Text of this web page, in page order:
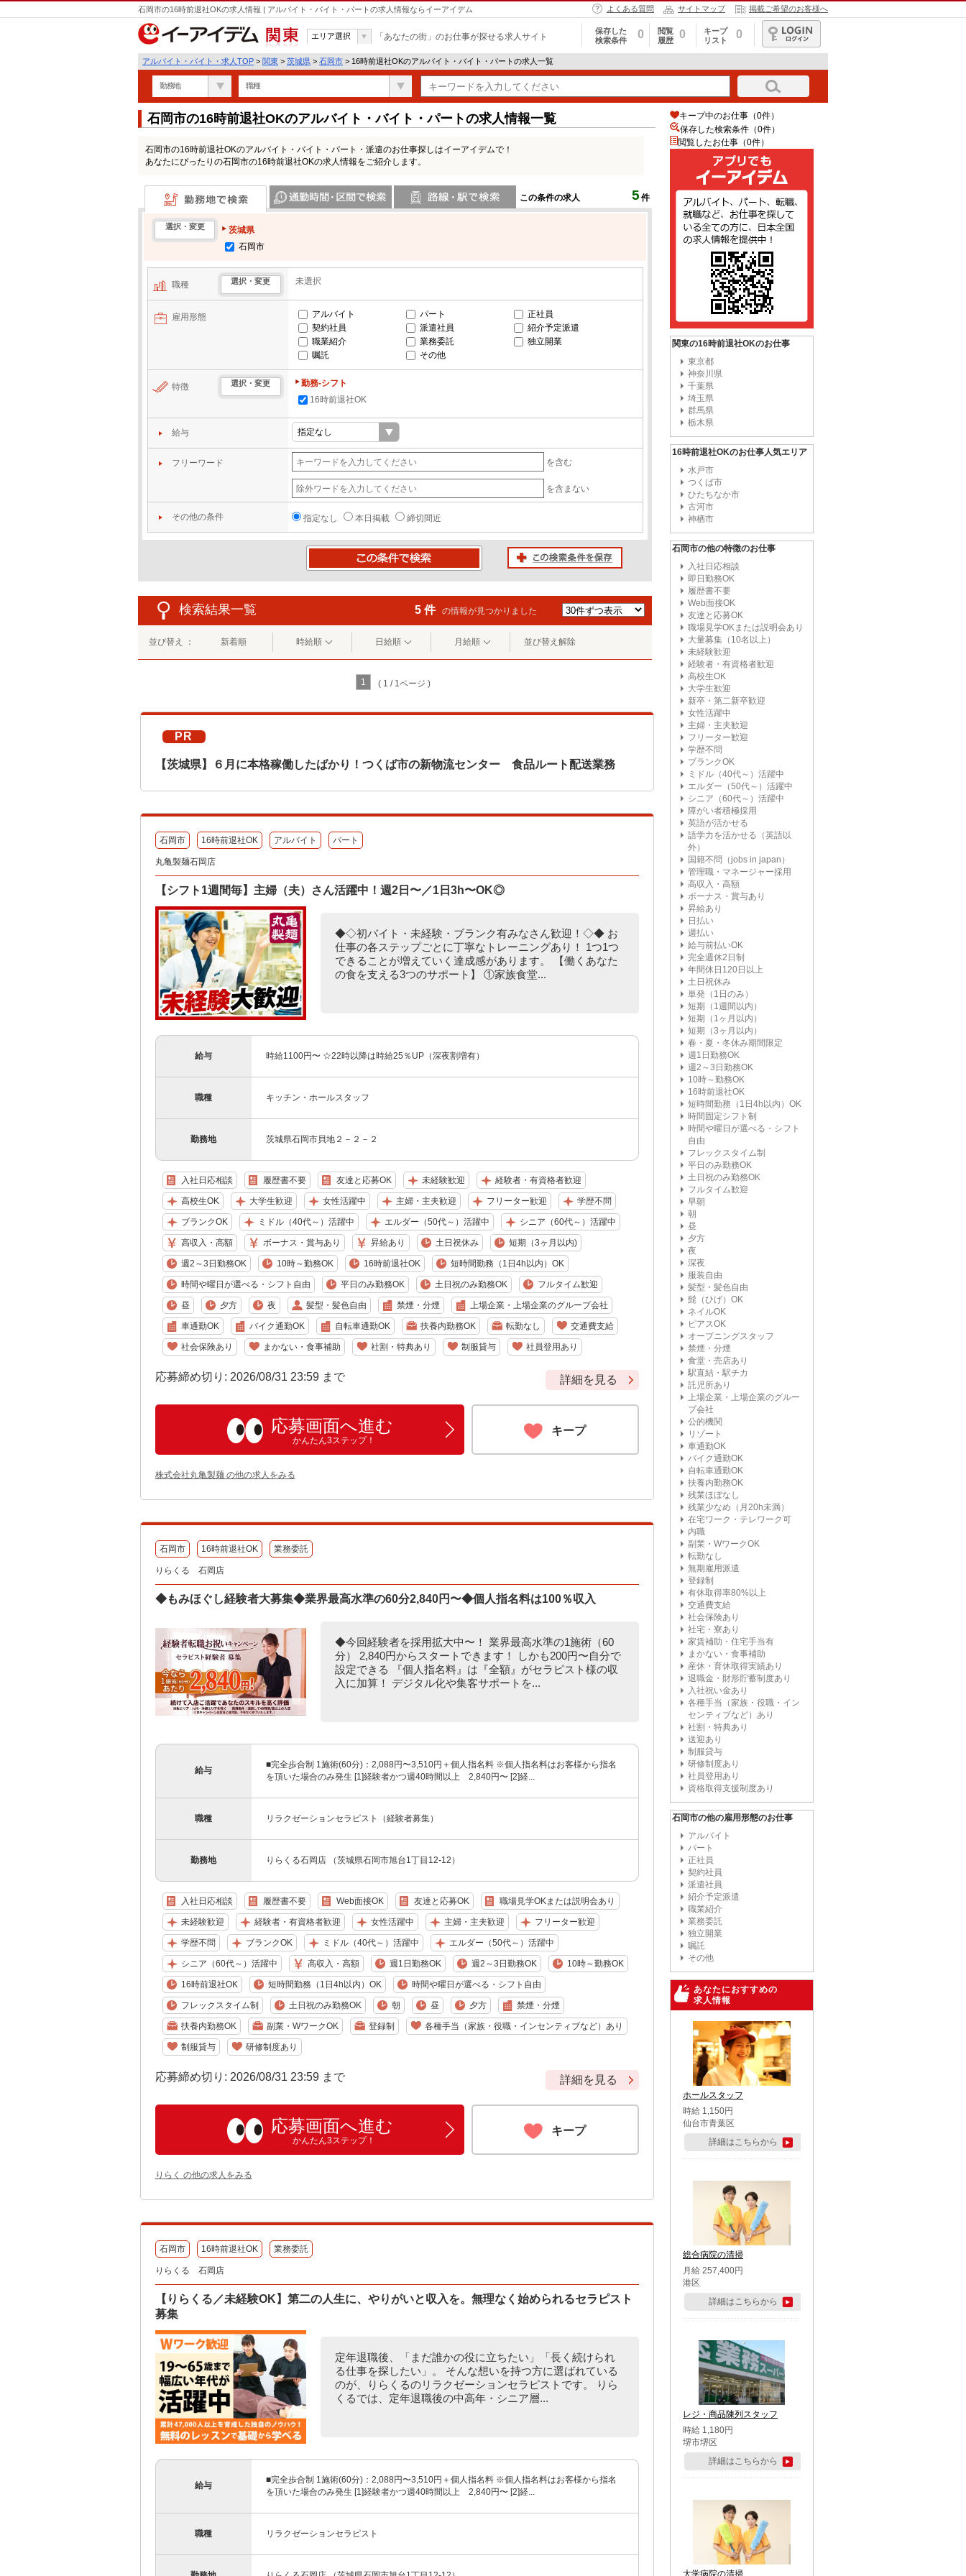
石岡市の16時前退社OKの求人情報 | アルバイト・バイト・パートの求人情報ならイーアイデム よくある質問 サイトマップ 掲載ご希望のお客様へ
関東
エリア選択 「あなたの街」のお仕事が探せる求人サイト
保存した
検索条件
0
閲覧
履歴
0
キープ
リスト
0
ログイン
アルバイト・バイト・求人TOP > 関東 > 茨城県 > 石岡市 > 16時前退社OKのアルバイト・バイト・パートの求人一覧
勤務地 職種
石岡市の16時前退社OKのアルバイト・バイト・パートの求人情報一覧
石岡市の16時前退社OKのアルバイト・バイト・パート・派遣のお仕事探しはイーアイデムで！
あなたにぴったりの石岡市の16時前退社OKの求人情報をご紹介します。
この条件の求人 5 件
勤務地で検索
選択・変更
茨城県
石岡市
職種 選択・変更 未選択
雇用形態 アルバイト パート
正社員
契約社員
派遣社員
紹介予定派遣
職業紹介
業務委託
独立開業
嘱託
その他
特徴 選択・変更
勤務-シフト
16時前退社OK
給与
フリーワード を含む
を含まない
その他の条件 指定なし 本日掲載 締切間近
検索結果一覧 5 件 の情報が見つかりました
並び替え ： 新着順 時給順 日給順 月給順 並び替え解除
1 ( 1 / 1ページ )
PR
【茨城県】６月に本格稼働したばかり！つくば市の新物流センター 食品ルート配送業務
石岡市 16時前退社OK アルバイト パート
丸亀製麺石岡店
【シフト1週間毎】主婦（夫）さん活躍中！週2日〜／1日3h〜OK◎
◆◇初バイト・未経験・ブランク有みなさん歓迎！◇◆ お
仕事の各ステップごとに丁寧なトレーニングあり！ 1つ1つ
できることが増えていく達成感があります。 【働くあなた
の食を支える3つのサポート】 ①家族食堂...
給与 時給1100円〜 ☆22時以降は時給25％UP（深夜割増有）
職種 キッチン・ホールスタッフ
勤務地 茨城県石岡市貝地２－２－２
入社日応相談 履歴書不要 友達と応募OK 未経験歓迎 経験者・有資格者歓迎
高校生OK 大学生歓迎 女性活躍中 主婦・主夫歓迎 フリーター歓迎 学歴不問
ブランクOK ミドル（40代～）活躍中 エルダー（50代～）活躍中 シニア（60代～）活躍中
高収入・高額 ボーナス・賞与あり 昇給あり 土日祝休み 短期（3ヶ月以内)
週2～3日勤務OK 10時～勤務OK 16時前退社OK 短時間勤務（1日4h以内）OK
時間や曜日が選べる・シフト自由 平日のみ勤務OK 土日祝のみ勤務OK フルタイム歓迎
昼 夕方 夜 髪型・髪色自由 禁煙・分煙 上場企業・上場企業のグループ会社
車通勤OK バイク通勤OK 自転車通勤OK 扶養内勤務OK 転勤なし 交通費支給
社会保険あり まかない・食事補助 社割・特典あり 制服貸与 社員登用あり
応募締め切り: 2026/08/31 23:59 まで 詳細を見る
応募画面へ進む
かんたん3ステップ！
キープ
株式会社丸亀製麺 の他の求人をみる
石岡市 16時前退社OK 業務委託
りらくる 石岡店
◆もみほぐし経験者大募集◆業界最高水準の60分2,840円〜◆個人指名料は100％収入
◆今回経験者を採用拡大中〜！ 業界最高水準の1施術（60
分） 2,840円からスタートできます！ しかも200円〜自分で
設定できる 『個人指名料』は『全額』がセラピスト様の収
入に加算！ デジタル化や集客サポートを...
給与
■完全歩合制 1施術(60分)：2,088円〜3,510円＋個人指名料 ※個人指名料はお客様から指名
を頂いた場合のみ発生 [1]経験者かつ週40時間以上 2,840円〜 [2]経...
職種 リラクゼーションセラピスト（経験者募集）
勤務地 りらくる石岡店 （茨城県石岡市旭台1丁目12-12）
入社日応相談 履歴書不要 Web面接OK 友達と応募OK 職場見学OKまたは説明会あり
未経験歓迎 経験者・有資格者歓迎 女性活躍中 主婦・主夫歓迎 フリーター歓迎
学歴不問 ブランクOK ミドル（40代～）活躍中 エルダー（50代～）活躍中
シニア（60代～）活躍中 高収入・高額 週1日勤務OK 週2～3日勤務OK 10時～勤務OK
16時前退社OK 短時間勤務（1日4h以内）OK 時間や曜日が選べる・シフト自由
フレックスタイム制 土日祝のみ勤務OK 朝 昼 夕方 禁煙・分煙
扶養内勤務OK 副業・WワークOK 登録制 各種手当（家族・役職・インセンティブなど）あり
制服貸与 研修制度あり
応募締め切り: 2026/08/31 23:59 まで 詳細を見る
応募画面へ進む
かんたん3ステップ！
キープ
りらく の他の求人をみる
石岡市 16時前退社OK 業務委託
りらくる 石岡店
【りらくる／未経験OK】第二の人生に、やりがいと収入を。無理なく始められるセラピスト
募集
定年退職後、「まだ誰かの役に立ちたい」「長く続けられ
る仕事を探したい」。 そんな想いを持つ方に選ばれている
のが、りらくるのリラクゼーションセラピストです。 りら
くるでは、定年退職後の中高年・シニア層...
給与
■完全歩合制 1施術(60分)：2,088円〜3,510円＋個人指名料 ※個人指名料はお客様から指名
を頂いた場合のみ発生 [1]経験者かつ週40時間以上 2,840円〜 [2]経...
職種 リラクゼーションセラピスト
キープ中のお仕事（0件）
保存した検索条件（0件）
閲覧したお仕事（0件）
関東の16時前退社OKのお仕事
東京都
神奈川県
千葉県
埼玉県
群馬県
栃木県
16時前退社OKのお仕事人気エリア
水戸市
つくば市
ひたちなか市
古河市
神栖市
石岡市の他の特徴のお仕事
入社日応相談
即日勤務OK
履歴書不要
Web面接OK
友達と応募OK
職場見学OKまたは説明会あり
大量募集（10名以上）
未経験歓迎
経験者・有資格者歓迎
高校生OK
大学生歓迎
新卒・第二新卒歓迎
女性活躍中
主婦・主夫歓迎
フリーター歓迎
学歴不問
ブランクOK
ミドル（40代～）活躍中
エルダー（50代～）活躍中
シニア（60代～）活躍中
障がい者積極採用
英語が活かせる
語学力を活かせる（英語以
外）
国籍不問（jobs in japan）
管理職・マネージャー採用
高収入・高額
ボーナス・賞与あり
昇給あり
日払い
週払い
給与前払いOK
完全週休2日制
年間休日120日以上
土日祝休み
単発（1日のみ）
短期（1週間以内）
短期（1ヶ月以内）
短期（3ヶ月以内）
春・夏・冬休み期間限定
週1日勤務OK
週2～3日勤務OK
10時～勤務OK
16時前退社OK
短時間勤務（1日4h以内）OK
時間固定シフト制
時間や曜日が選べる・シフト
自由
フレックスタイム制
平日のみ勤務OK
土日祝のみ勤務OK
フルタイム歓迎
早朝
朝
昼
夕方
夜
深夜
服装自由
髪型・髪色自由
髭（ひげ）OK
ネイルOK
ピアスOK
オープニングスタッフ
禁煙・分煙
食堂・売店あり
駅直結・駅チカ
託児所あり
上場企業・上場企業のグルー
プ会社
公的機関
リゾート
車通勤OK
バイク通勤OK
自転車通勤OK
扶養内勤務OK
残業ほぼなし
残業少なめ（月20h未満）
在宅ワーク・テレワーク可
内職
副業・WワークOK
転勤なし
無期雇用派遣
登録制
有休取得率80%以上
交通費支給
社会保険あり
社宅・寮あり
家賃補助・住宅手当有
まかない・食事補助
産休・育休取得実績あり
退職金・財形貯蓄制度あり
入社祝い金あり
各種手当（家族・役職・イン
センティブなど）あり
社割・特典あり
送迎あり
制服貸与
研修制度あり
社員登用あり
資格取得支援制度あり
石岡市の他の雇用形態のお仕事
アルバイト
パート
正社員
契約社員
派遣社員
紹介予定派遣
職業紹介
業務委託
独立開業
嘱託
その他
あなたにおすすめの
求人情報
ホールスタッフ
時給 1,150円
仙台市青葉区
詳細はこちらから
総合病院の清掃
月給 257,400円
港区
詳細はこちらから
レジ・商品陳列スタッフ
時給 1,180円
堺市堺区
詳細はこちらから
大学病院の清掃